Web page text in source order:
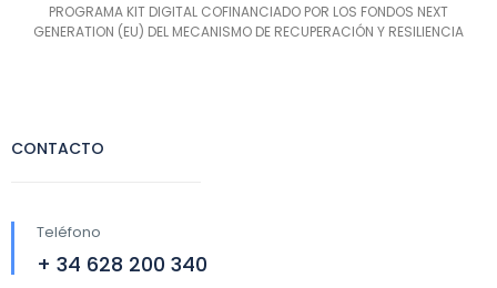
PROGRAMA KIT DIGITAL COFINANCIADO POR LOS FONDOS NEXT
GENERATION (EU) DEL MECANISMO DE RECUPERACIÓN Y RESILIENCIA
CONTACTO
Teléfono
+ 34 628 200 340